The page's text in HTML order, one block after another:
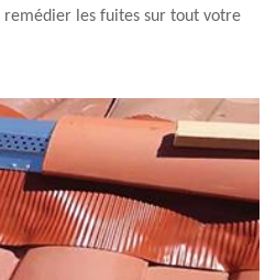
remédier les fuites sur tout votre